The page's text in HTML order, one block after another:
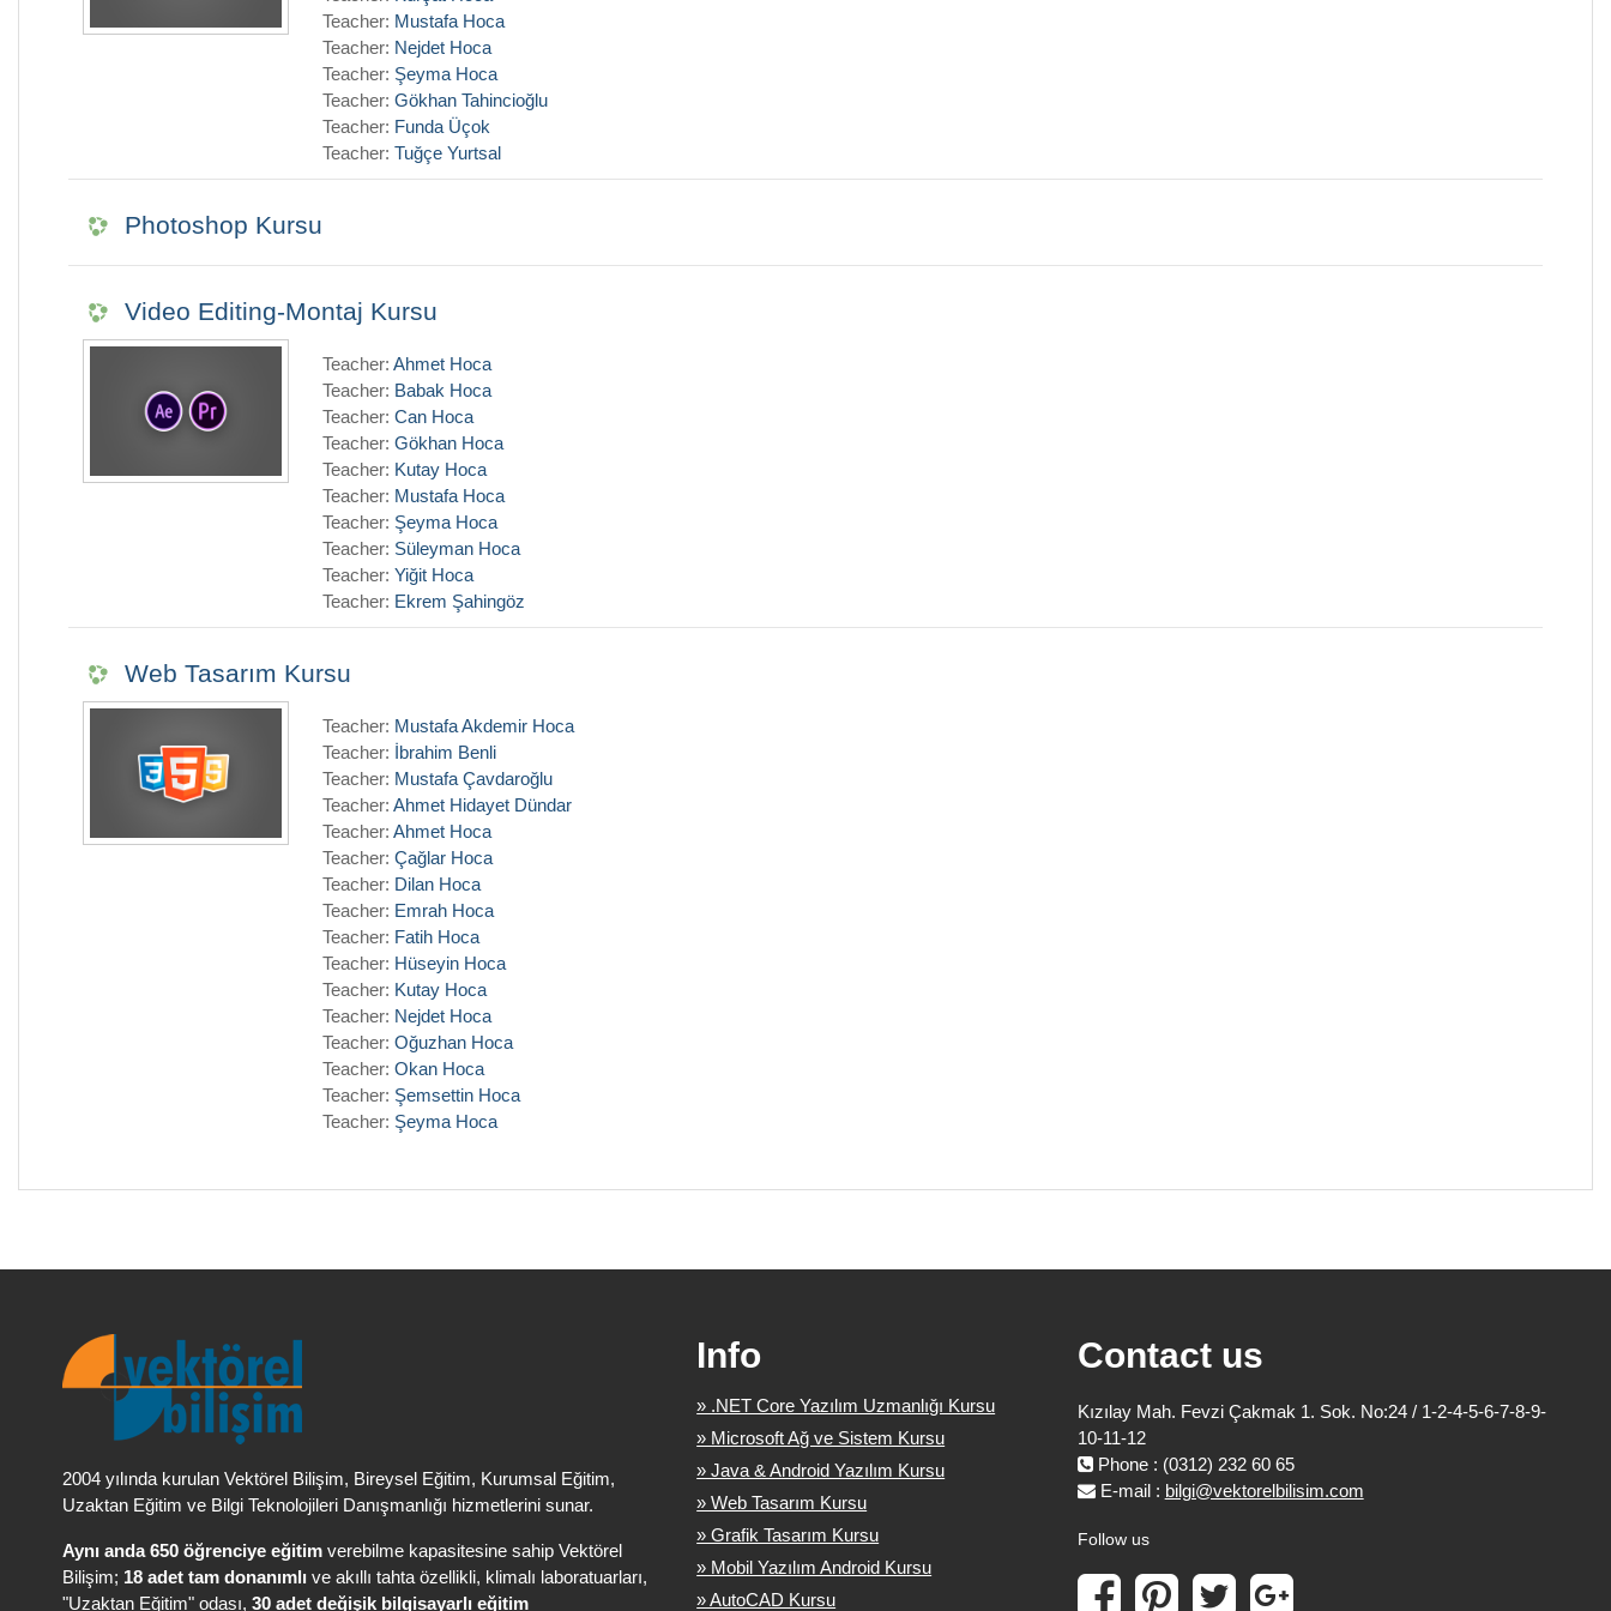
Teacher: Mustafa Hoca
Teacher: Nejdet Hoca
Teacher: Şeyma Hoca
Teacher: Gökhan Tahincioğlu
Teacher: Funda Üçok
Teacher: Tuğçe Yurtsal
Photoshop Kursu
Video Editing-Montaj Kursu
Teacher: Ahmet Hoca
Teacher: Babak Hoca
Teacher: Can Hoca
Teacher: Gökhan Hoca
Teacher: Kutay Hoca
Teacher: Mustafa Hoca
Teacher: Şeyma Hoca
Teacher: Süleyman Hoca
Teacher: Yiğit Hoca
Teacher: Ekrem Şahingöz
Web Tasarım Kursu
Teacher: Mustafa Akdemir Hoca
Teacher: İbrahim Benli
Teacher: Mustafa Çavdaroğlu
Teacher: Ahmet Hidayet Dündar
Teacher: Ahmet Hoca
Teacher: Çağlar Hoca
Teacher: Dilan Hoca
Teacher: Emrah Hoca
Teacher: Fatih Hoca
Teacher: Hüseyin Hoca
Teacher: Kutay Hoca
Teacher: Nejdet Hoca
Teacher: Oğuzhan Hoca
Teacher: Okan Hoca
Teacher: Şemsettin Hoca
Teacher: Şeyma Hoca
2004 yılında kurulan Vektörel Bilişim, Bireysel Eğitim, Kurumsal Eğitim,
Uzaktan Eğitim ve Bilgi Teknolojileri Danışmanlığı hizmetlerini sunar.
Aynı anda 650 öğrenciye eğitim verebilme kapasitesine sahip Vektörel
Bilişim; 18 adet tam donanımlı ve akıllı tahta özellikli, klimalı laboratuarları,
"Uzaktan Eğitim" odası, 30 adet değişik bilgisayarlı eğitim
Info
» .NET Core Yazılım Uzmanlığı Kursu
» Microsoft Ağ ve Sistem Kursu
» Java & Android Yazılım Kursu
» Web Tasarım Kursu
» Grafik Tasarım Kursu
» Mobil Yazılım Android Kursu
» AutoCAD Kursu
Contact us
Kızılay Mah. Fevzi Çakmak 1. Sok. No:24 / 1-2-4-5-6-7-8-9-
10-11-12
Phone : (0312) 232 60 65
E-mail : bilgi@vektorelbilisim.com
Follow us